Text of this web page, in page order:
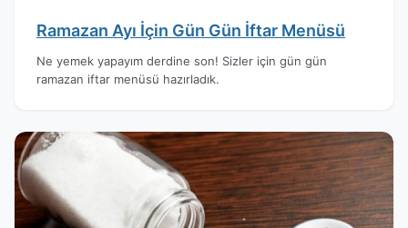
Ramazan Ayı İçin Gün Gün İftar Menüsü
Ne yemek yapayım derdine son! Sizler için gün gün
ramazan iftar menüsü hazırladık.